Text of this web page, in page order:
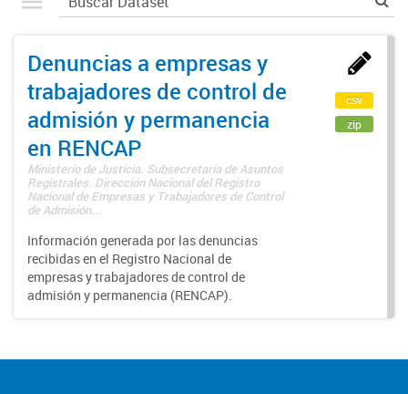
Denuncias a empresas y
trabajadores de control de
admisión y permanencia
en RENCAP
Ministerio de Justicia. Subsecretaría de Asuntos
Registrales. Dirección Nacional del Registro
Nacional de Empresas y Trabajadores de Control
de Admisión...
Información generada por las denuncias
recibidas en el Registro Nacional de
empresas y trabajadores de control de
admisión y permanencia (RENCAP).
csv
zip